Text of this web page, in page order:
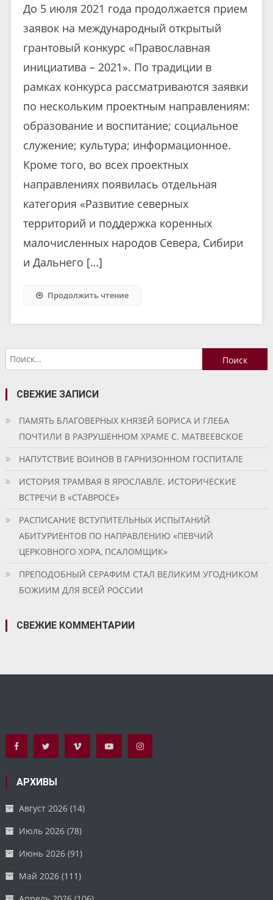
До 5 июля 2021 года продолжается прием
заявок на международный открытый
грантовый конкурс «Православная
инициатива – 2021». По традиции в
рамках конкурса рассматриваются заявки
по нескольким проектным направлениям:
образование и воспитание; социальное
служение; культура; информационное.
Кроме того, во всех проектных
направлениях появилась отдельная
категория «Развитие северных
территорий и поддержка коренных
малочисленных народов Севера, Сибири
и Дальнего […]
Продолжить чтение
Найти:
СВЕЖИЕ ЗАПИСИ
ПАМЯТЬ БЛАГОВЕРНЫХ КНЯЗЕЙ БОРИСА И ГЛЕБА
ПОЧТИЛИ В РАЗРУШЕННОМ ХРАМЕ С. МАТВЕЕВСКОЕ
НАПУТСТВИЕ ВОИНОВ В ГАРНИЗОННОМ ГОСПИТАЛЕ
ИСТОРИЯ ТРАМВАЯ В ЯРОСЛАВЛЕ. ИСТОРИЧЕСКИЕ
ВСТРЕЧИ В «СТАВРОСЕ»
РАСПИСАНИЕ ВСТУПИТЕЛЬНЫХ ИСПЫТАНИЙ
АБИТУРИЕНТОВ ПО НАПРАВЛЕНИЮ «ПЕВЧИЙ
ЦЕРКОВНОГО ХОРА, ПСАЛОМЩИК»
ПРЕПОДОБНЫЙ СЕРАФИМ СТАЛ ВЕЛИКИМ УГОДНИКОМ
БОЖИИМ ДЛЯ ВСЕЙ РОССИИ
СВЕЖИЕ КОММЕНТАРИИ
АРХИВЫ
Август 2026 (14)
Июль 2026 (78)
Июнь 2026 (91)
Май 2026 (111)